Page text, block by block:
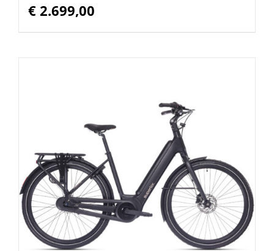
€ 2.699,00